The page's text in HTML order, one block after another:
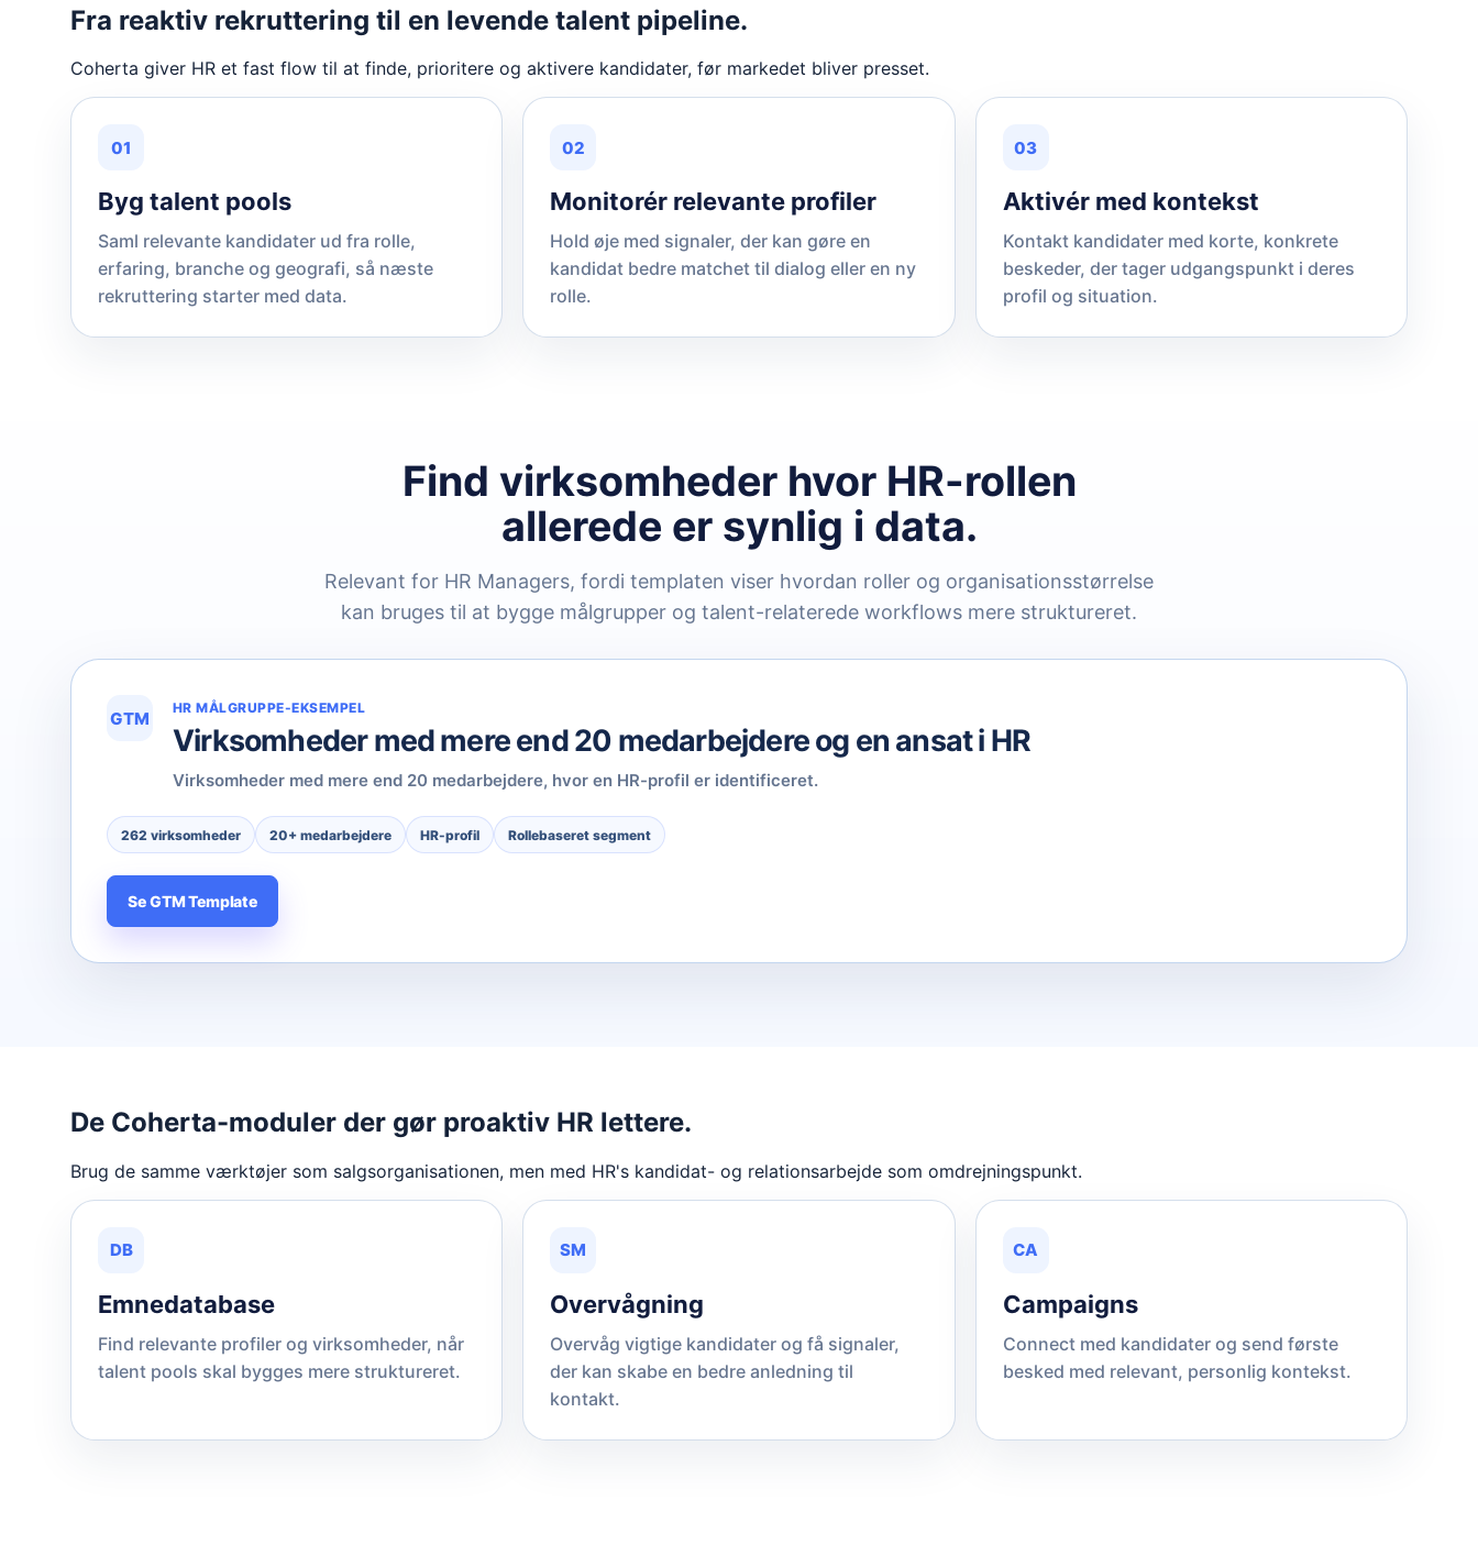
Fra reaktiv rekruttering til en levende talent pipeline.
Coherta giver HR et fast flow til at finde, prioritere og aktivere kandidater, før markedet bliver presset.
01
Byg talent pools
Saml relevante kandidater ud fra rolle,
erfaring, branche og geografi, så næste
rekruttering starter med data.
02
Monitorér relevante profiler
Hold øje med signaler, der kan gøre en
kandidat bedre matchet til dialog eller en ny
rolle.
03
Aktivér med kontekst
Kontakt kandidater med korte, konkrete
beskeder, der tager udgangspunkt i deres
profil og situation.
Find virksomheder hvor HR-rollen
allerede er synlig i data.
Relevant for HR Managers, fordi templaten viser hvordan roller og organisationsstørrelse
kan bruges til at bygge målgrupper og talent-relaterede workflows mere struktureret.
GTM HR MÅLGRUPPE-EKSEMPEL
Virksomheder med mere end 20 medarbejdere og en ansat i HR
Virksomheder med mere end 20 medarbejdere, hvor en HR-profil er identificeret.
262 virksomheder 20+ medarbejdere HR-profil Rollebaseret segment
Se GTM Template
De Coherta-moduler der gør proaktiv HR lettere.
Brug de samme værktøjer som salgsorganisationen, men med HR's kandidat- og relationsarbejde som omdrejningspunkt.
DB
Emnedatabase
Find relevante profiler og virksomheder, når
talent pools skal bygges mere struktureret.
SM
Overvågning
Overvåg vigtige kandidater og få signaler,
der kan skabe en bedre anledning til
kontakt.
CA
Campaigns
Connect med kandidater og send første
besked med relevant, personlig kontekst.